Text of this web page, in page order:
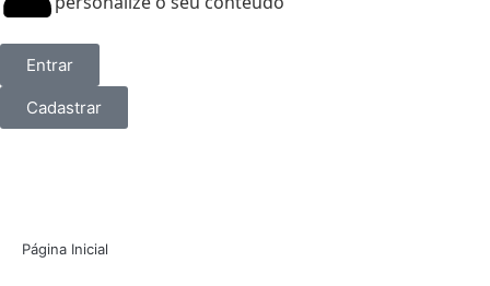
Entrar
Cadastrar
Página Inicial